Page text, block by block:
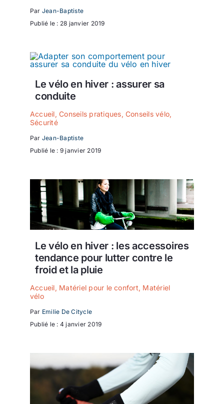
Par Jean-Baptiste
Publié le : 28 janvier 2019
Le vélo en hiver : assurer sa
conduite
Accueil,Conseils pratiques, Conseils vélo,
Sécurité
Par Jean-Baptiste
Publié le : 9 janvier 2019
Le vélo en hiver : les accessoires
tendance pour lutter contre le
froid et la pluie
Accueil, Matériel pour le confort, Matériel
vélo
Par Emilie De Citycle
Publié le : 4 janvier 2019